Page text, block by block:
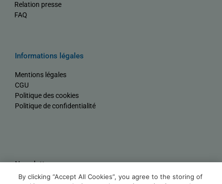
Relation presse
FAQ
Informations légales
Mentions légales
CGU
Politique des cookies
Politique de confidentialité
Newsletter
Nom
By clicking “Accept All Cookies”, you agree to the storing of